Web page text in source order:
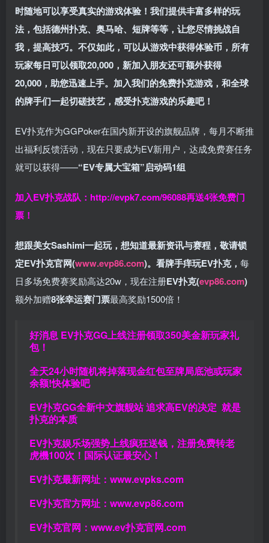
时随地可以享受真实的游戏体验！我们提供丰富多样的玩
法，包括德州扑克、奥马哈、短牌等等，让您尽情挑战自
我，提高技巧。不仅如此， 可以从游戏中获得体验币，所有
玩家每日可以领取20,000，新加入朋友还可额外获得
20,000，助您迅速上手。 加入我们的免费扑克游戏，和全球
的牌手们一起切磋技艺，感受扑克游戏的乐趣吧！
EV扑克作为GGPoker在国内新开设的旗舰品牌，每月不断推
出福利反馈活动，现在只要成为EV新用户，达成免费赛任务
就可以获得——“EV专属大宝箱”启动码1组
加入EV扑克战队： http://evpk7.com/96088再送4张免费门
票！
想跟美女Sashimi一起玩， 想知道最新资讯与赛程， 敬请锁
定EV扑克官网(www.evp86.com)。 看牌手痒玩EV扑克， 每
日多场免费赛奖励高达20w，现在注册EV扑克(evp86.com)
额外加赠8张幸运赛门票最高奖励1500倍！
好消息 EV扑克GG上线注册领取350美金新玩家礼
包！
全天24小时随机将掉落现金红包至牌局底池或玩家
余额!快体验吧
EV扑克GG全新中文旗舰站追求高EV的决定 就是
扑克的本质
EV扑克娱乐场强势上线疯狂送钱，注册免费转老
虎機100次！国际认证最安心！
EV扑克最新网址： www.evpks.com
EV扑克官方网址： www.evp86.com
EV扑克官网： www.ev扑克官网.com